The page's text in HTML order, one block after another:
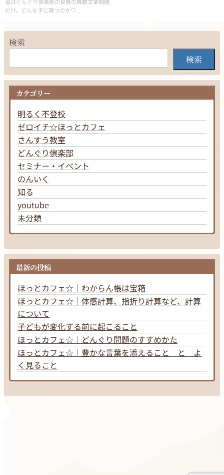
だけ。どんな子に育つのかワ...
検索
検索
カテゴリー
明るく不登校
ゼロイチ☆ほっとカフェ
さんすう教室
どんぐり倶楽部
セミナー・イベント
のんいく
知る
youtube
未分類
最新の投稿
ほっとカフェ☆｜わからん帳は宝箱
ほっとカフェ☆｜体感計算、指折り計算など、計算
について
子どもが変化する前に起こること
ほっとカフェ☆｜どんぐり問題のすすめかた
ほっとカフェ☆｜豊かな言葉を添えること と よ
く見ること